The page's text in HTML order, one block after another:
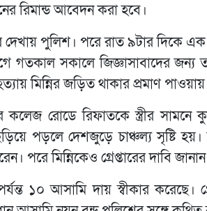
রিমান্ড আবেদন করা হবে।
দেখায় পুলিশ। পরে রাত ৯টার দিকে
সকালে জিজ্ঞাসাবাদের জন্য
মিন্নির জড়িত থাকার প্রমাণ
রোডে রিফাতকে স্ত্রীর
পড়লে দেশজুড়ে চাঞ্চল্য সৃষ্টি
পরে মিন্নিকেও গ্রেপ্তারের দাবি জানান
১০ আসামি দায় স্বীকার করেছে।